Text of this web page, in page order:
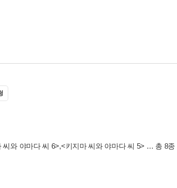
씨와 야마다 씨 6>,<키지마 씨와 야마다 씨 5> … 총 8종